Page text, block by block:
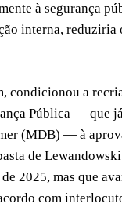
à segurança
interna, reduziria
condicionou a
Pública — que
(MDB) — à
de
2025, mas que
com